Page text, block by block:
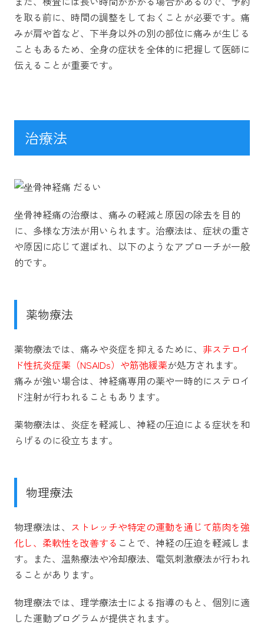
を取る前に、時間の調整をしておくことが必要です。痛
みが肩や首など、下半身以外の別の部位に痛みが生じる
こともあるため、全身の症状を全体的に把握して医師に
伝えることが重要です。
治療法
坐骨神経痛の治療は、痛みの軽減と原因の除去を目的
に、多様な方法が用いられます。治療法は、症状の重さ
や原因に応じて選ばれ、以下のようなアプローチが一般
的です。
薬物療法
薬物療法では、痛みや炎症を抑えるために、 非ステロイ
ド性抗炎症薬（NSAIDs）や筋弛緩薬が処方されます。
痛みが強い場合は、神経痛専用の薬や一時的にステロイ
ド注射が行われることもあります。
薬物療法は、炎症を軽減し、神経の圧迫による症状を和
らげるのに役立ちます。
物理療法
物理療法は、 ストレッチや特定の運動を通じて筋肉を強
化し、柔軟性を改善する ことで、神経の圧迫を軽減しま
す。また、温熱療法や冷却療法、電気刺激療法が行われ
ることがあります。
物理療法では、理学療法士による指導のもと、個別に適
した運動プログラムが提供されます。